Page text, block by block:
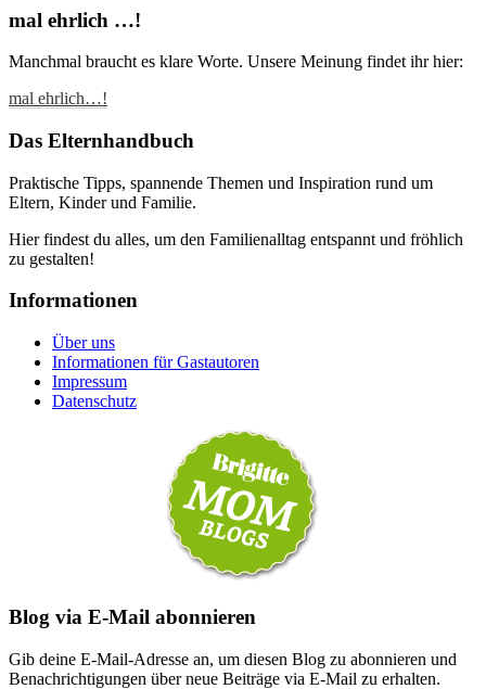
mal ehrlich …!
Manchmal braucht es klare Worte. Unsere Meinung findet ihr hier:
mal ehrlich…!
Das Elternhandbuch
Praktische Tipps, spannende Themen und Inspiration rund um
Eltern, Kinder und Familie.
Hier findest du alles, um den Familienalltag entspannt und fröhlich
zu gestalten!
Informationen
Über uns
Informationen für Gastautoren
Impressum
Datenschutz
Blog via E-Mail abonnieren
Gib deine E-Mail-Adresse an, um diesen Blog zu abonnieren und
Benachrichtigungen über neue Beiträge via E-Mail zu erhalten.